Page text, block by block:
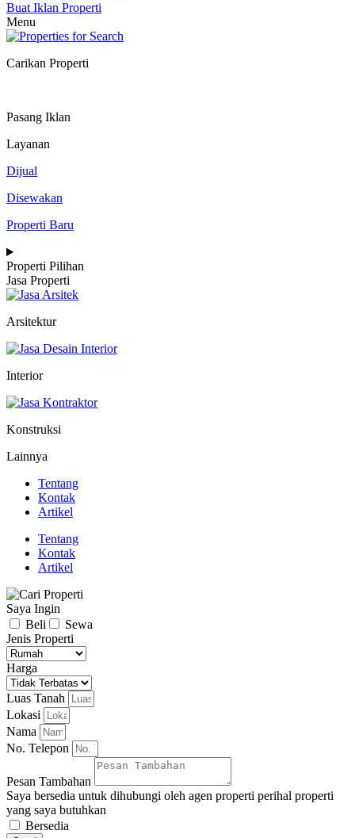
Buat Iklan Properti
Menu
Carikan Properti
Pasang Iklan
Layanan
Dijual
Disewakan
Properti Baru
Properti Pilihan
Jasa Properti
Arsitektur
Interior
Konstruksi
Lainnya
Tentang
Kontak
Artikel
Tentang
Kontak
Artikel
Saya Ingin
Beli
Sewa
Jenis Properti
Harga
Luas Tanah
Lokasi
Nama
No. Telepon
Pesan Tambahan
Saya bersedia untuk dihubungi oleh agen properti perihal properti
yang saya butuhkan
Bersedia